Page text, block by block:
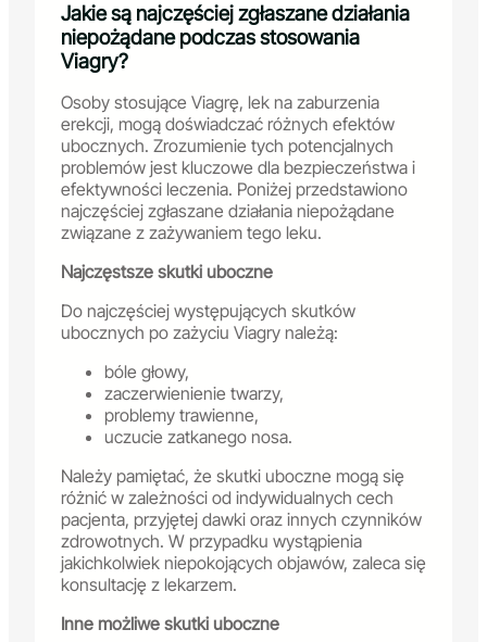
Jakie są najczęściej zgłaszane działania
niepożądane podczas stosowania
Viagry?
Osoby stosujące Viagrę, lek na zaburzenia
erekcji, mogą doświadczać różnych efektów
ubocznych. Zrozumienie tych potencjalnych
problemów jest kluczowe dla bezpieczeństwa i
efektywności leczenia. Poniżej przedstawiono
najczęściej zgłaszane działania niepożądane
związane z zażywaniem tego leku.
Najczęstsze skutki uboczne
Do najczęściej występujących skutków
ubocznych po zażyciu Viagry należą:
bóle głowy,
zaczerwienienie twarzy,
problemy trawienne,
uczucie zatkanego nosa.
Należy pamiętać, że skutki uboczne mogą się
różnić w zależności od indywidualnych cech
pacjenta, przyjętej dawki oraz innych czynników
zdrowotnych. W przypadku wystąpienia
jakichkolwiek niepokojących objawów, zaleca się
konsultację z lekarzem.
Inne możliwe skutki uboczne